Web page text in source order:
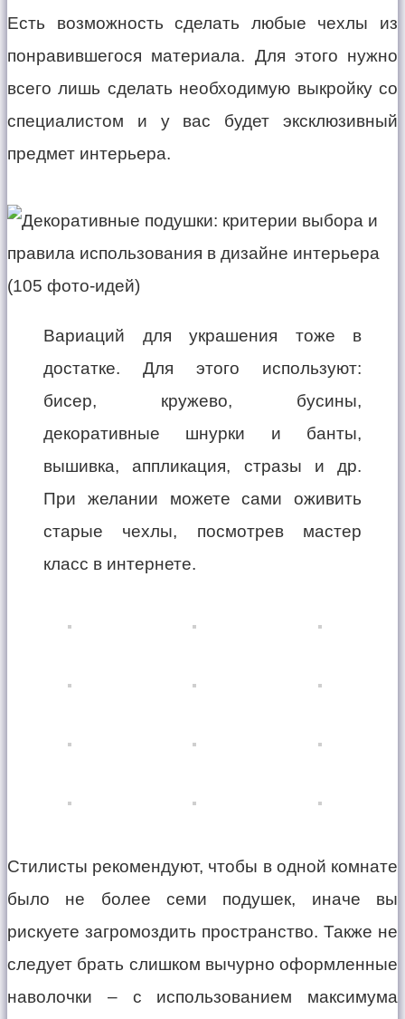
Есть возможность сделать любые чехлы из
понравившегося материала. Для этого нужно
всего лишь сделать необходимую выкройку со
специалистом и у вас будет эксклюзивный
предмет интерьера.
Вариаций для украшения тоже в
достатке. Для этого используют:
бисер, кружево, бусины,
декоративные шнурки и банты,
вышивка, аппликация, стразы и др.
При желании можете сами оживить
старые чехлы, посмотрев мастер
класс в интернете.
Стилисты рекомендуют, чтобы в одной комнате
было не более семи подушек, иначе вы
рискуете загромоздить пространство. Также не
следует брать слишком вычурно оформленные
наволочки – с использованием максимума